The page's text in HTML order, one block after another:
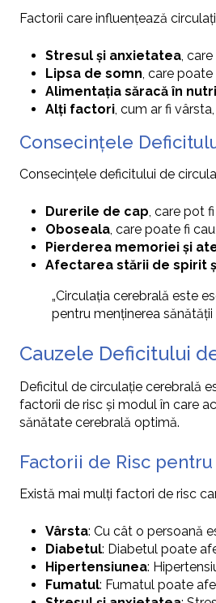
Factorii care influențează
Stresul și anxietatea,
Lipsa de somn, care
Alimentația săracă în
Alți factori, cum ar fi
Consecințele
Consecințele deficitului de
Durerile de cap, care pot
Oboseala, care poate fi
Pierderea memoriei și
Afectarea stării de spirit
„Circulația cerebrală este
pentru menținerea sănătății
Cauzele Deficitului
Deficitul de circulație cerebrală
factorii de risc și modul în care
sănătate cerebrală optimă.
Factorii de Risc
Există mai mulți factori de risc
Vârsta: Cu cât o persoană
Diabetul: Diabetul poate
Hipertensiunea:
Fumatul: Fumatul poate